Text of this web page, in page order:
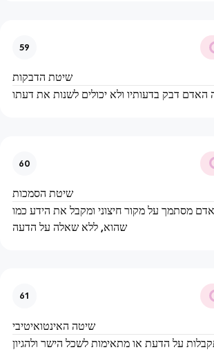
59
שיטת הדבקות
דבק בדעותיו ולא יכולים לשנות את דעתו
60
שיטת הסמכות
מסתמך על מקור חיצוני ומקבל את הידע כמו
שהוא, ללא שאלה על הדעה
61
שיטה האינטואיטיבי
על הדעת או מתאימות לשכל הישר ולהגיון